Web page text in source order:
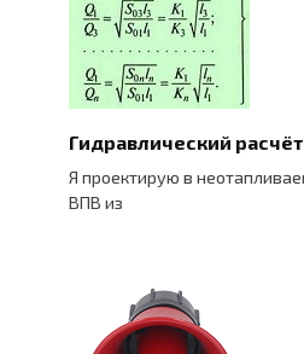
Гидравлический
Я проектирую в
ВПВ из